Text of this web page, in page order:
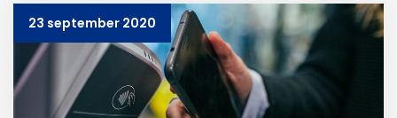
23 september 2020